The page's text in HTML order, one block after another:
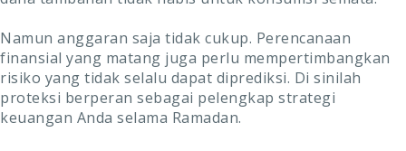
Namun anggaran saja tidak cukup. Perencanaan
finansial yang matang juga perlu mempertimbangkan
risiko yang tidak selalu dapat diprediksi. Di sinilah
proteksi berperan sebagai pelengkap strategi
keuangan Anda selama Ramadan.